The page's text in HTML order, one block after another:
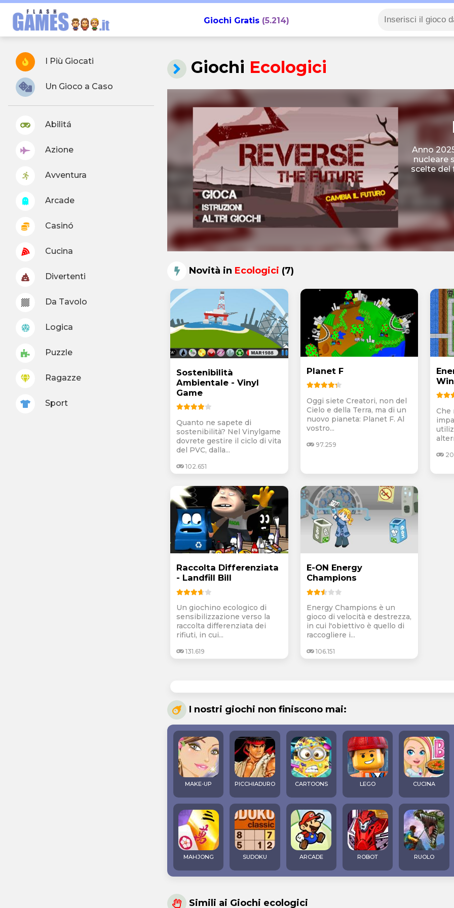
Giochi Gratis(5.214)
I Più Giocati
Un Gioco a Caso
Abilitá
Azione
Avventura
Arcade
Casinó
Cucina
Divertenti
Da Tavolo
Logica
Puzzle
Ragazze
Sport
Giochi Ecologici
Anno
nucleare
scelte del
Novità in Ecologici (7)
Sostenibilità
Ambientale - Vinyl
Game
Quanto ne sapete di
sostenibilità? Nel Vinylgame
dovrete gestire il ciclo di vita
del PVC, dalla...
102.651
Planet F
Oggi siete Creatori, non del
Cielo e della Terra, ma di un
nuovo pianeta: Planet F. Al
vostro...
97.259
Che
Raccolta Differenziata
- Landfill Bill
Un giochino ecologico di
sensibilizzazione verso la
raccolta differenziata dei
rifiuti, in cui...
131.619
E-ON Energy
Champions
Energy Champions è un
gioco di velocità e destrezza,
in cui l'obiettivo è quello di
raccogliere i...
106.151
I nostri giochi non finiscono mai:
MAKE-UP PICCHIADURO CARTOONS LEGO CUCINA
MAHJONG SUDOKU ARCADE ROBOT RUOLO
Simili ai Giochi ecologici